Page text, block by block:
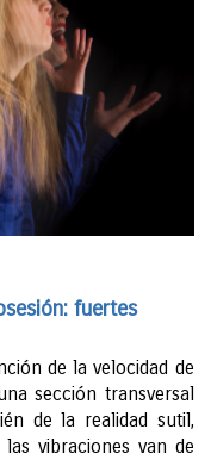
fuertes
de la velocidad de
sección transversal
de la realidad sutil,
vibraciones van de